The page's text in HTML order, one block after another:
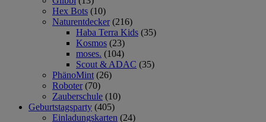
Hex Bots (10)
Naturentdecker (216)
Haba Terra Kids (35)
Kosmos (23)
moses. (104)
Scout & ADAC (35)
PhänoMint (26)
Roboter (70)
Zauberschule (10)
Geburtstagsparty (405)
Einladungskarten (24)